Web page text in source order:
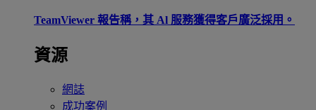
TeamViewer 報告稱，其 Al 服務獲得客戶廣泛採用。
資源
網誌
成功案例